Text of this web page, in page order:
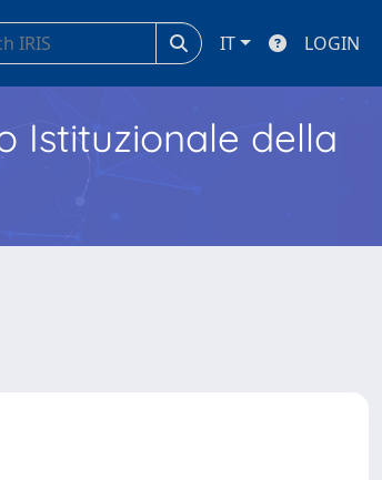
IT LOGIN
Istituzionale della